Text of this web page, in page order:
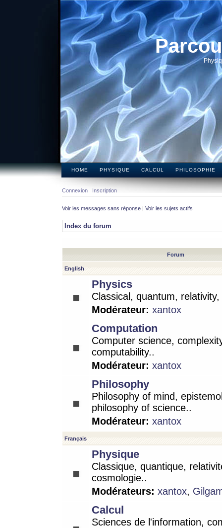
HOME PHYSIQUE CALCUL PHILOSOPHIE
Connexion Inscription
Voir les messages sans réponse | Voir les sujets actifs
Index du forum
Forum
English
Physics
Classical, quantum,
Modérateur: xantox
Computation
Computer science,
computability..
Modérateur: xantox
Philosophy
Philosophy of mind,
philosophy of science..
Modérateur: xantox
Français
Physique
Classique, quantique,
cosmologie..
Modérateurs: xantox,
Calcul
Sciences de l'information,